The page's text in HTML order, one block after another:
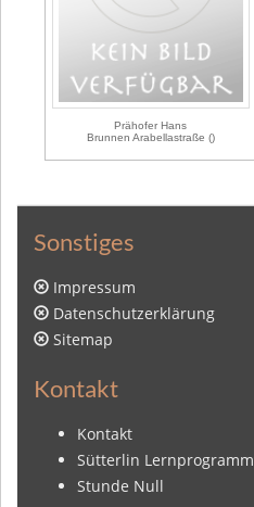
Prähofer Hans
Brunnen Arabellastraße ()
Sonstiges
Impressum
Datenschutzerklärung
Sitemap
Kontakt
Kontakt
Sütterlin Lernprogramm
Stunde Null